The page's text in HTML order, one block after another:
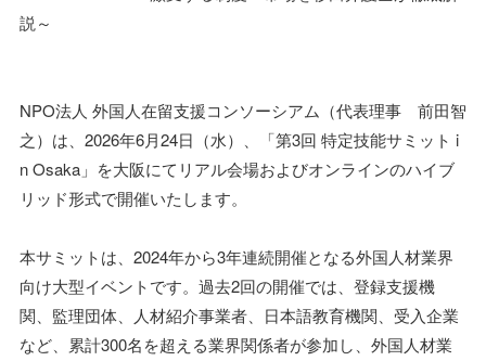
説～
NPO法人 外国人在留支援コンソーシアム（代表理事 前田智
之）は、2026年6月24日（水）、「第3回 特定技能サミット i
n Osaka」を大阪にてリアル会場およびオンラインのハイブ
リッド形式で開催いたします。
本サミットは、2024年から3年連続開催となる外国人材業界
向け大型イベントです。過去2回の開催では、登録支援機
関、監理団体、人材紹介事業者、日本語教育機関、受入企業
など、累計300名を超える業界関係者が参加し、外国人材業